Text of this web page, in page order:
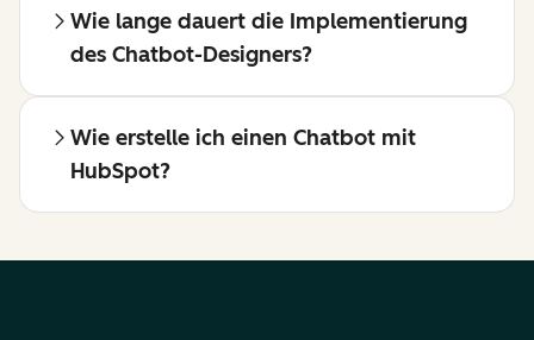
Wie lange dauert die Implementierung
des Chatbot-Designers?
Wie erstelle ich einen Chatbot mit
HubSpot?